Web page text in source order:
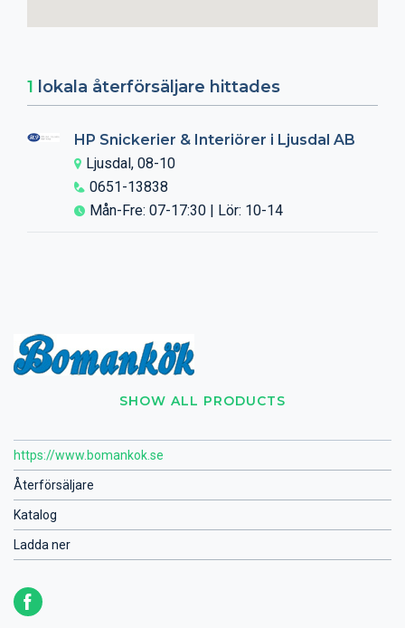
SHOW ALL PRODUCTS
https://www.bomankok.se
Återförsäljare
Katalog
Ladda ner
1 lokala återförsäljare hittades
HP Snickerier & Interiörer i Ljusdal AB
Ljusdal, 08-10
0651-13838
Mån-Fre: 07-17:30 | Lör: 10-14